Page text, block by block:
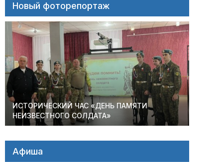
Новый фоторепортаж
ИСТОРИЧЕСКИЙ ЧАС «ДЕНЬ ПАМЯТИ
НЕИЗВЕСТНОГО СОЛДАТА»
Афиша